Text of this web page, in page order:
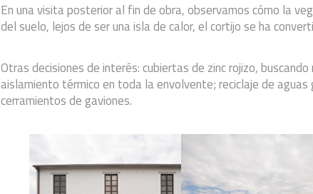
En una visita posterior al fin de obra, observamos cómo la
del suelo, lejos de ser una isla de calor, el cortijo se ha
Otras decisiones de interés: cubiertas de zinc rojizo,
aislamiento térmico en toda la envolvente; reciclaje de
cerramientos de gaviones.